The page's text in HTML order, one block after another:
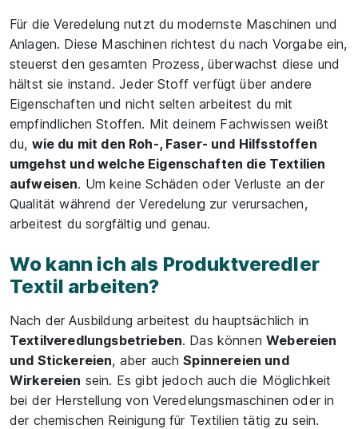
Für die Veredelung nutzt du modernste Maschinen und
Anlagen. Diese Maschinen richtest du nach Vorgabe ein,
steuerst den gesamten Prozess, überwachst diese und
hältst sie instand. Jeder Stoff verfügt über andere
Eigenschaften und nicht selten arbeitest du mit
empfindlichen Stoffen. Mit deinem Fachwissen weißt
du, wie du mit den Roh-, Faser- und Hilfsstoffen
umgehst und welche Eigenschaften die Textilien
aufweisen. Um keine Schäden oder Verluste an der
Qualität während der Veredelung zur verursachen,
arbeitest du sorgfältig und genau.
Wo kann ich als Produktveredler
Textil arbeiten?
Nach der Ausbildung arbeitest du hauptsächlich in
Textilveredlungsbetrieben. Das könnenWebereien
und Stickereien, aber auchSpinnereien und
Wirkereien sein. Es gibt jedoch auch die Möglichkeit
bei der Herstellung von Veredelungsmaschinen oder in
der chemischen Reinigung für Textilien tätig zu sein.